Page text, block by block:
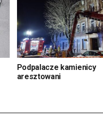
Podpalacze kamienicy
aresztowani